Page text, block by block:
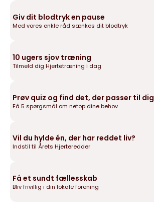
Giv dit blodtryk en pause
Med vores enkle råd sænkes dit blodtryk
10 ugers sjov træning
Tilmeld dig Hjertetræning i dag
Prøv quiz og find det, der passer til dig
Få 5 spørgsmål om netop dine behov
Vil du hylde én, der har reddet liv?
Indstil til Årets Hjerteredder
Få et sundt fællesskab
Bliv frivillig i din lokale forening